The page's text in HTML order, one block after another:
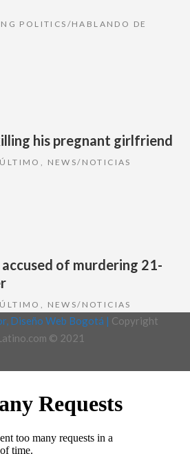
POLITICS/HABLANDO DE
his pregnant girlfriend
NEWS/NOTICIAS
of murdering 21-
NEWS/NOTICIAS
Diseño Web Bogotá | Copyright
© 2021